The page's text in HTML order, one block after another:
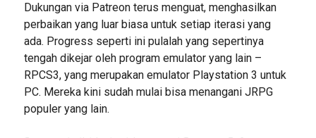
Dukungan via Patreon terus menguat, menghasilkan
perbaikan yang luar biasa untuk setiap iterasi yang
ada. Progress seperti ini pulalah yang sepertinya
tengah dikejar oleh program emulator yang lain –
RPCS3, yang merupakan emulator Playstation 3 untuk
PC. Mereka kini sudah mulai bisa menangani JRPG
populer yang lain.